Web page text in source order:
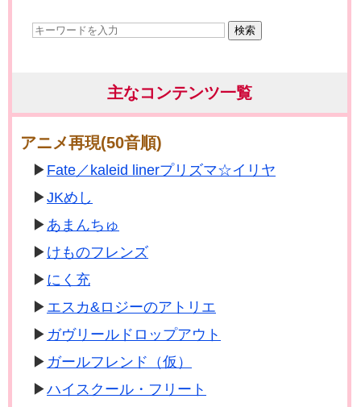
検索
主なコンテンツ一覧
アニメ再現(50音順)
Fate／kaleid linerプリズマ☆イリヤ
JKめし
あまんちゅ
けものフレンズ
にく充
エスカ&ロジーのアトリエ
ガヴリールドロップアウト
ガールフレンド（仮）
ハイスクール・フリート